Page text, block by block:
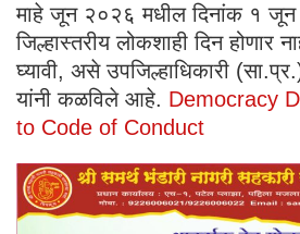
माहे जून २०२६ मधील दिनांक १ जून
जिल्हास्तरीय लोकशाही दिन होणार
घ्यावी, असे उपजिल्हाधिकारी
यांनी कळविले आहे. Democracy
to Code of Conduct